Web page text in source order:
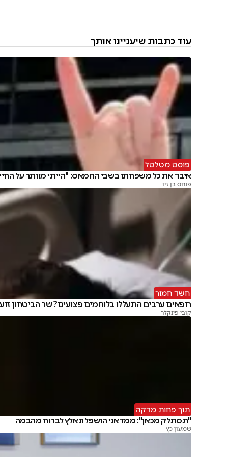
עוד כתבות שיעניינו אותך
פוסט מטלטל
איבד את כל משפחתו בשבי החמאס: "הייתי מוותר על
פנחס בן זיו
חשד חמור
רופאים ערבים התעללו בלוחמים פצועים? שר הביטחון
קובי פינקלר
תוך פחות מדקה
"תסתלק מכאן": ממדאני הושפל ונאלץ לברוח מהבמה
שמעון כץ